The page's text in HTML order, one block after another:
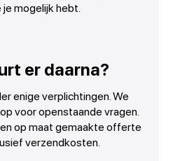
je mogelijk hebt.
er daarna?
enige verplichtingen. We
voor openstaande vragen.
op maat gemaakte offerte
verzendkosten.